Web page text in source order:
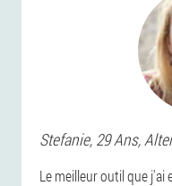
Stefanie, 29 Ans,
Le meilleur outil que j'ai